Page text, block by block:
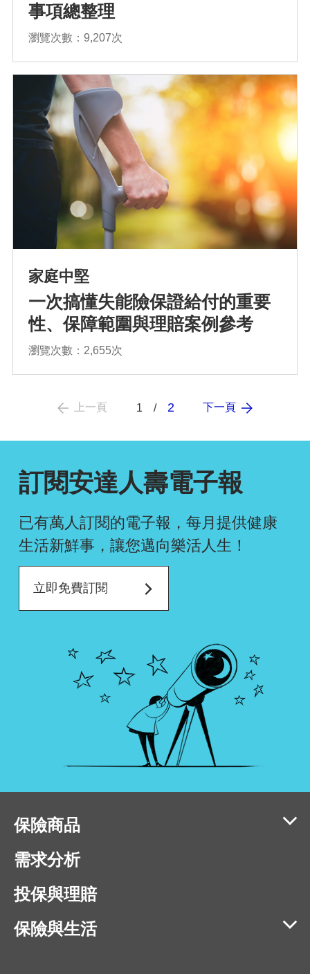
事項總整理
瀏覽次數：9,207次
家庭中堅
一次搞懂失能險保證給付的重要
性、保障範圍與理賠案例參考
瀏覽次數：2,655次
上一頁 1 2 下一頁
訂閱安達人壽電子報
已有萬人訂閱的電子報，每月提供健康
生活新鮮事， 讓您邁向樂活人生！
立即免費訂閱
保險商品
需求分析
投保與理賠
保險與生活
依瀏覽人數多至少
確認排序